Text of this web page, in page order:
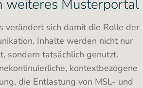
weiteres Musterportal
verändert sich damit die Rolle der
Inhalte werden nicht nur
sondern tatsächlich genutzt.
kontextbezogene
die Entlastung von MSL- und